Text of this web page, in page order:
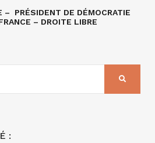
– PRÉSIDENT DE DÉMOCRATIE
– DROITE LIBRE
: